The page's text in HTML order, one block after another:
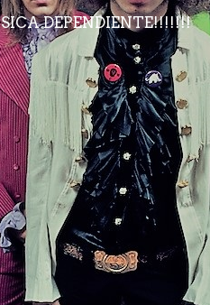
DEPENDIENTE!!!!!!!